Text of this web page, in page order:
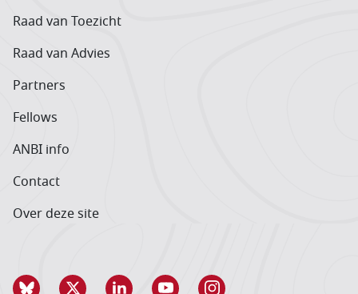
Raad van Toezicht
Raad van Advies
Partners
Fellows
ANBI info
Contact
Over deze site